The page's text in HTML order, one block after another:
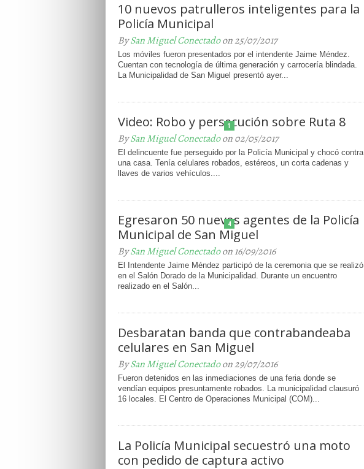
10 nuevos patrulleros inteligentes para la
Policía Municipal
BySan Miguel Conectadoon 25/07/2017
Los móviles fueron presentados por el intendente Jaime Méndez.
Cuentan con tecnología de última generación y carrocería blindada.
La Municipalidad de San Miguel presentó ayer...
1
Video: Robo y persecución sobre Ruta 8
BySan Miguel Conectadoon 02/05/2017
El delincuente fue perseguido por la Policía Municipal y chocó contra
una casa. Tenía celulares robados, estéreos, un corta cadenas y
llaves de varios vehículos....
4
Egresaron 50 nuevos agentes de la Policía
Municipal de San Miguel
BySan Miguel Conectadoon 16/09/2016
El Intendente Jaime Méndez participó de la ceremonia que se realizó
en el Salón Dorado de la Municipalidad. Durante un encuentro
realizado en el Salón...
Desbaratan banda que contrabandeaba
celulares en San Miguel
BySan Miguel Conectadoon 29/07/2016
Fueron detenidos en las inmediaciones de una feria donde se
vendían equipos presuntamente robados. La municipalidad clausuró
16 locales. El Centro de Operaciones Municipal (COM)...
La Policía Municipal secuestró una moto
con pedido de captura activo